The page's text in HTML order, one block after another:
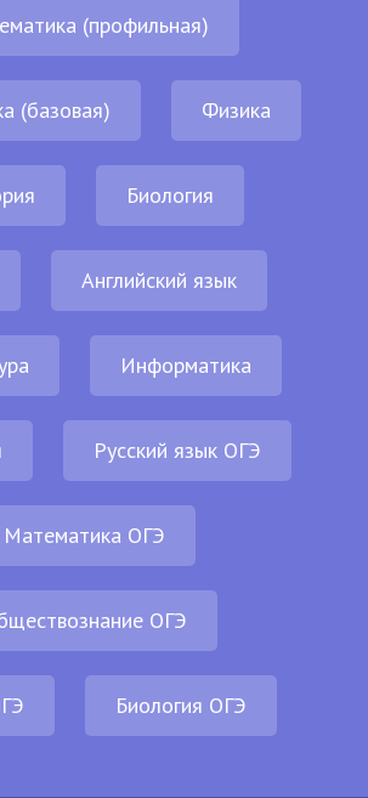
(профильная)
(базовая) Физика
Биология
Английский язык
Информатика
Русский язык ОГЭ
Математика ОГЭ
ОГЭ
Биология ОГЭ